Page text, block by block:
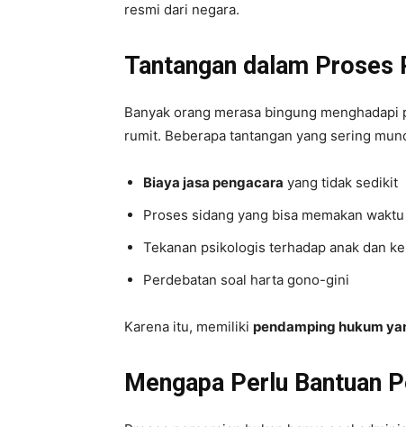
resmi dari negara.
Tantangan dalam Proses
Banyak orang merasa bingung
rumit. Beberapa tantangan yang sering
Biaya jasa pengacara yang tidak sedikit
Proses sidang yang bisa memakan
Tekanan psikologis terhadap anak dan
Perdebatan soal harta gono-gini
Karena itu, memiliki pendamping hukum
Mengapa Perlu Bantuan